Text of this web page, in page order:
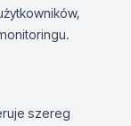
szereg